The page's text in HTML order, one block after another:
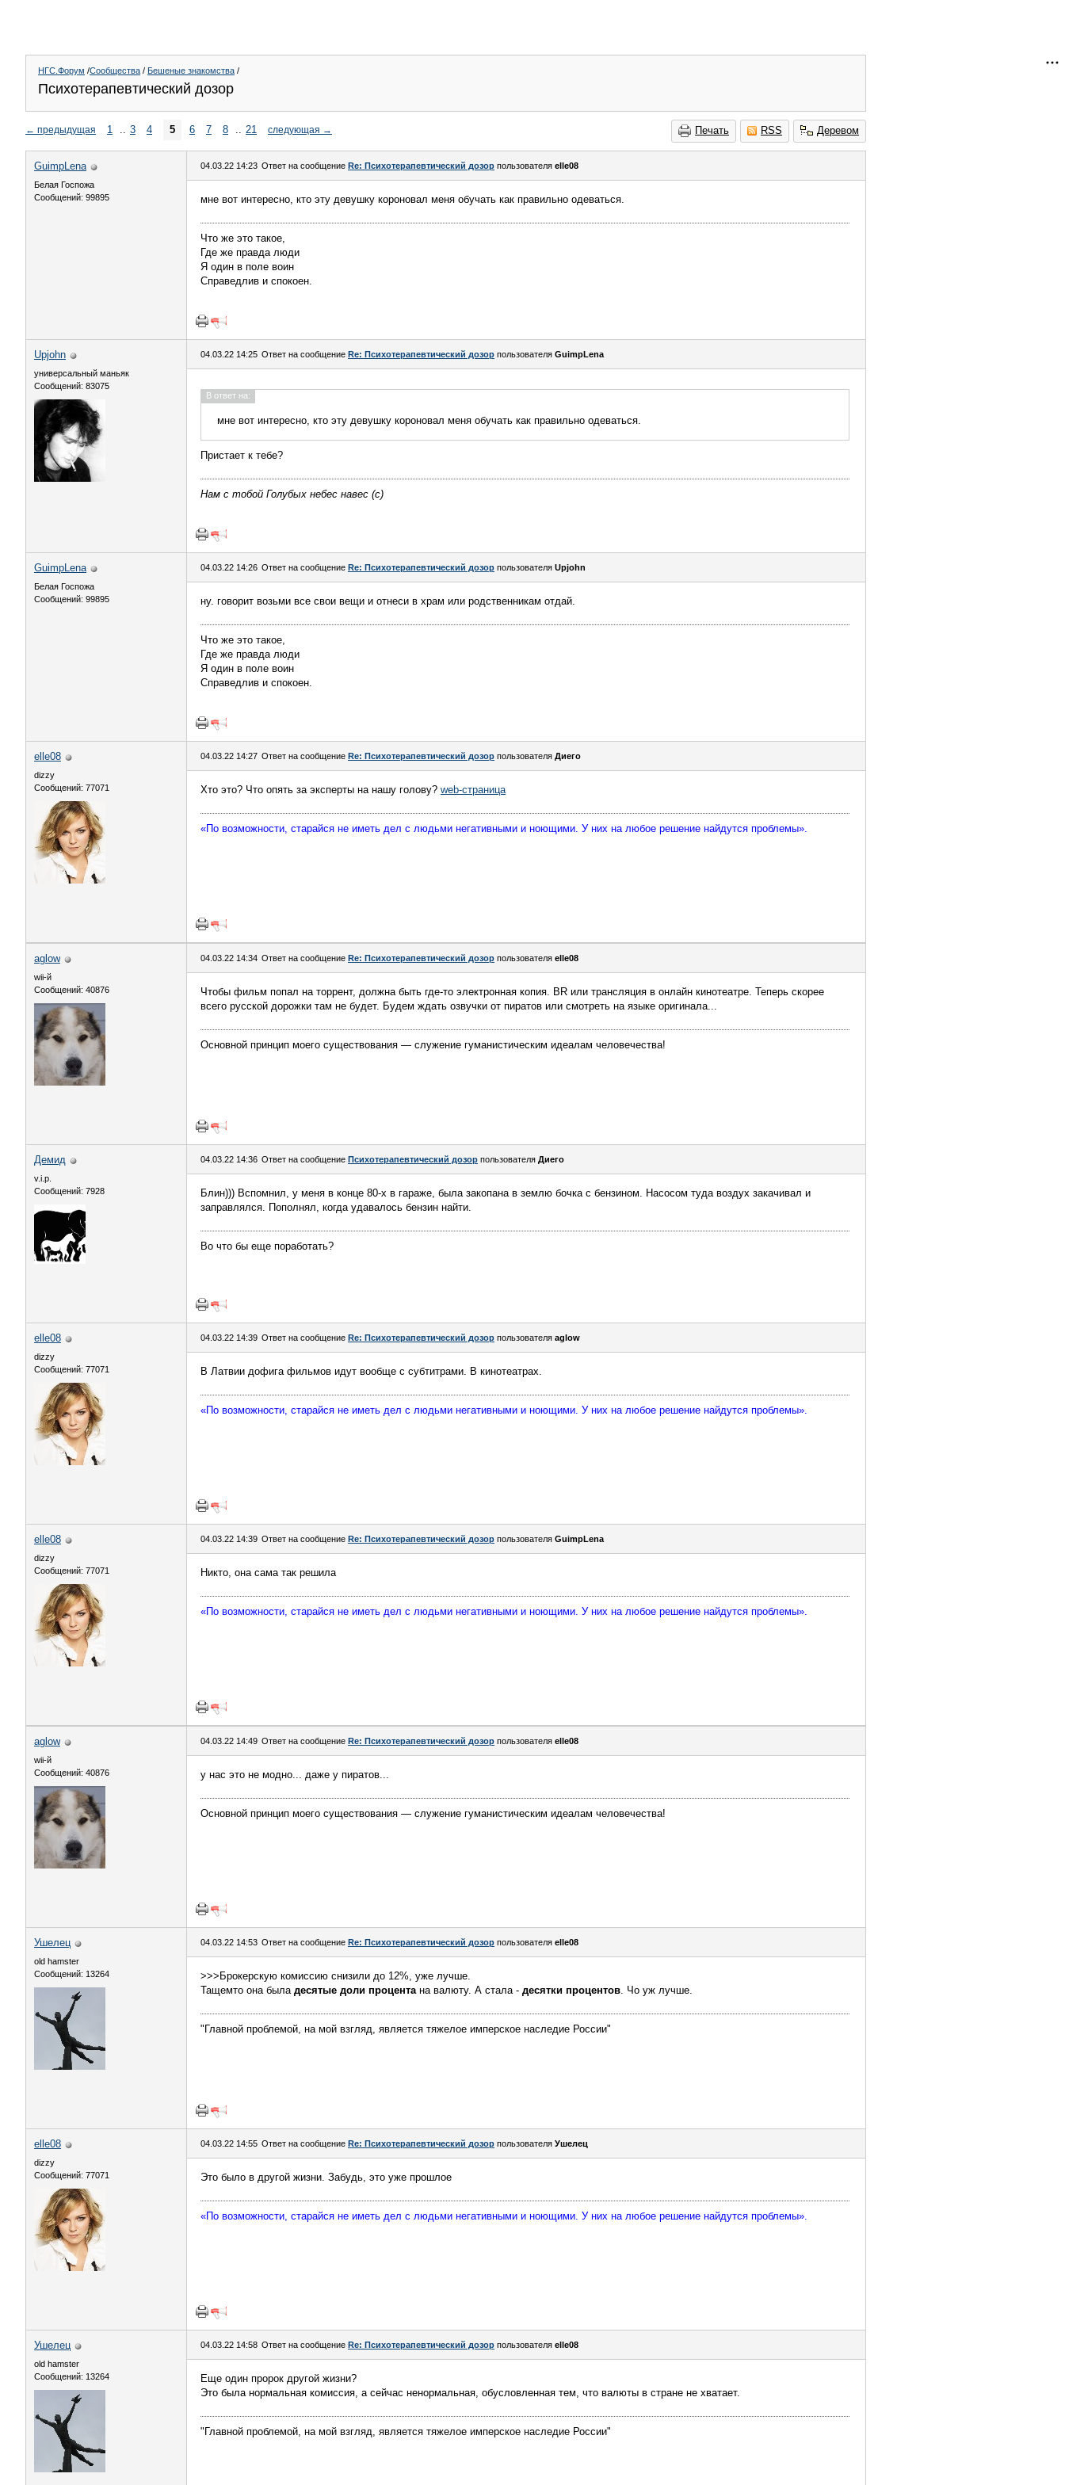
НГС.Форум /Сообщества / Бешеные знакомства /
Психотерапевтический дозор
Печать RSS Деревом
← предыдущая 1 .. 3 4 5 6 7 8 .. 21 следующая →
GuimpLena
Белая Госпожа
Сообщений: 99895
04.03.22 14:23 Ответ на сообщение Re: Психотерапевтический дозор пользователя elle08
мне вот интересно, кто эту девушку короновал меня обучать как правильно одеваться.
Что же это такое,
Где же правда люди
Я один в поле воин
Справедлив и спокоен.
Upjohn
универсальный маньяк
Сообщений: 83075
04.03.22 14:25 Ответ на сообщение Re: Психотерапевтический дозор пользователя GuimpLena
В ответ на:
мне вот интересно, кто эту девушку короновал меня обучать как правильно одеваться.
Пристает к тебе?
Нам с тобой Голубых небес навес (с)
GuimpLena
Белая Госпожа
Сообщений: 99895
04.03.22 14:26 Ответ на сообщение Re: Психотерапевтический дозор пользователя Upjohn
ну. говорит возьми все свои вещи и отнеси в храм или родственникам отдай.
Что же это такое,
Где же правда люди
Я один в поле воин
Справедлив и спокоен.
elle08
dizzy
Сообщений: 77071
04.03.22 14:27 Ответ на сообщение Re: Психотерапевтический дозор пользователя Диего
Хто это? Что опять за эксперты на нашу голову? web-страница
«По возможности, старайся не иметь дел с людьми негативными и ноющими. У них на любое решение найдутся проблемы».
aglow
wii-й
Сообщений: 40876
04.03.22 14:34 Ответ на сообщение Re: Психотерапевтический дозор пользователя elle08
Чтобы фильм попал на торрент, должна быть где-то электронная копия. BR или трансляция в онлайн кинотеатре. Теперь скорее
всего русской дорожки там не будет. Будем ждать озвучки от пиратов или смотреть на языке оригинала...
Основной принцип моего существования — служение гуманистическим идеалам человечества!
Демид
v.i.p.
Сообщений: 7928
04.03.22 14:36 Ответ на сообщение Психотерапевтический дозор пользователя Диего
Блин))) Вспомнил, у меня в конце 80-х в гараже, была закопана в землю бочка с бензином. Насосом туда воздух закачивал и
заправлялся. Пополнял, когда удавалось бензин найти.
Во что бы еще поработать?
elle08
dizzy
Сообщений: 77071
04.03.22 14:39 Ответ на сообщение Re: Психотерапевтический дозор пользователя aglow
В Латвии дофига фильмов идут вообще с субтитрами. В кинотеатрах.
«По возможности, старайся не иметь дел с людьми негативными и ноющими. У них на любое решение найдутся проблемы».
elle08
dizzy
Сообщений: 77071
04.03.22 14:39 Ответ на сообщение Re: Психотерапевтический дозор пользователя GuimpLena
Никто, она сама так решила
«По возможности, старайся не иметь дел с людьми негативными и ноющими. У них на любое решение найдутся проблемы».
aglow
wii-й
Сообщений: 40876
04.03.22 14:49 Ответ на сообщение Re: Психотерапевтический дозор пользователя elle08
у нас это не модно... даже у пиратов...
Основной принцип моего существования — служение гуманистическим идеалам человечества!
Ушелец
old hamster
Сообщений: 13264
04.03.22 14:53 Ответ на сообщение Re: Психотерапевтический дозор пользователя elle08
>>>Брокерскую комиссию снизили до 12%, уже лучше.
Тащемто она была десятые доли процентана валюту. А стала - десятки процентов. Чо уж лучше.
"Главной проблемой, на мой взгляд, является тяжелое имперское наследие России"
elle08
dizzy
Сообщений: 77071
04.03.22 14:55 Ответ на сообщение Re: Психотерапевтический дозор пользователя Ушелец
Это было в другой жизни. Забудь, это уже прошлое
«По возможности, старайся не иметь дел с людьми негативными и ноющими. У них на любое решение найдутся проблемы».
Ушелец
old hamster
Сообщений: 13264
04.03.22 14:58 Ответ на сообщение Re: Психотерапевтический дозор пользователя elle08
Еще один пророк другой жизни?
Это была нормальная комиссия, а сейчас ненормальная, обусловленная тем, что валюты в стране не хватает.
"Главной проблемой, на мой взгляд, является тяжелое имперское наследие России"